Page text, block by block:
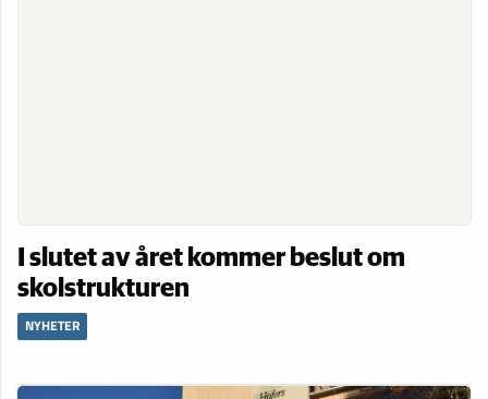
I slutet av året kommer beslut om
skolstrukturen
NYHETER